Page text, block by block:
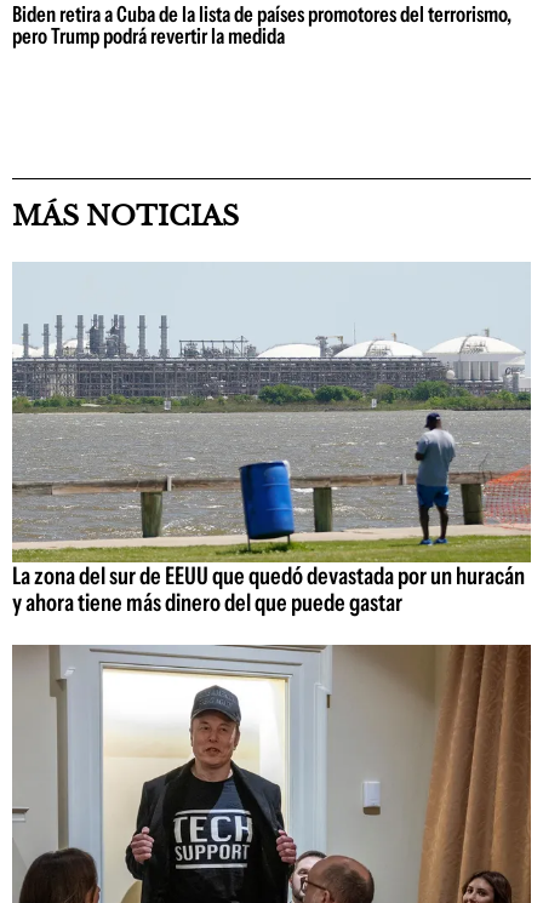
Biden retira a Cuba de la lista de países promotores del terrorismo,
pero Trump podrá revertir la medida
MÁS NOTICIAS
La zona del sur de EEUU que quedó devastada por un huracán
y ahora tiene más dinero del que puede gastar